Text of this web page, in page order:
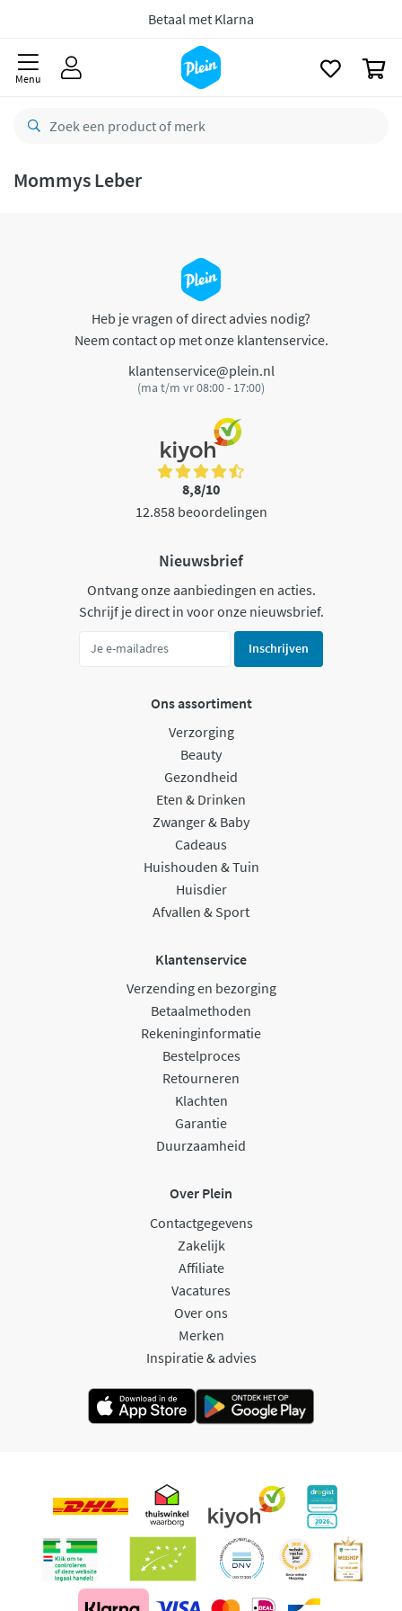
Betaal met Klarna
Menu
Mommys Leber
Heb je vragen of direct advies nodig?
Neem contact op met onze klantenservice.
klantenservice@plein.nl
(ma t/m vr 08:00 - 17:00)
8,8/10
12.858 beoordelingen
Nieuwsbrief
Ontvang onze aanbiedingen en acties.
Schrijf je direct in voor onze nieuwsbrief.
Inschrijven
Ons assortiment
Verzorging
Beauty
Gezondheid
Eten & Drinken
Zwanger & Baby
Cadeaus
Huishouden & Tuin
Huisdier
Afvallen & Sport
Klantenservice
Verzending en bezorging
Betaalmethoden
Rekeninginformatie
Bestelproces
Retourneren
Klachten
Garantie
Duurzaamheid
Over Plein
Contactgegevens
Zakelijk
Affiliate
Vacatures
Over ons
Merken
Inspiratie & advies